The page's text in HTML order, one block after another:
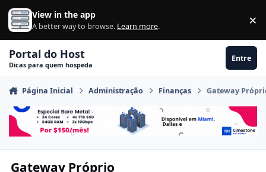
Ir para conteúdo
View in the app
A better way to browse. Learn more. ×
Portal do Host
Dicas para quem hospeda
Entre
Página Inicial Administração Finanças Gateway
Gateway Próprio